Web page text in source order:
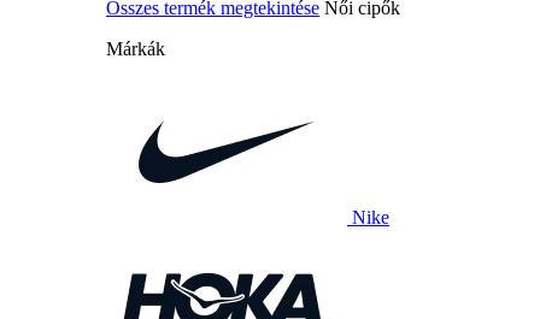
Összes termék megtekintése Női cipők
Márkák
Nike